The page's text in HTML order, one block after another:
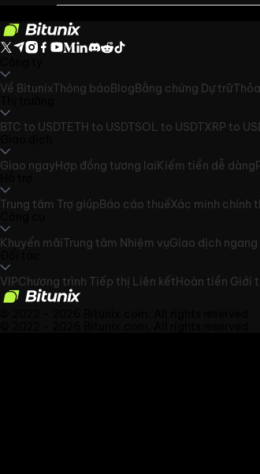
Về BitunixThông báoBlogBằng chứng Dự trữ
BTC to USDTETH to USDTSOL to USDTXRP to
Giao ngayHợp đồng tương laiKiếm tiền dễ dàng
Trung tâm Trợ giúpBáo cáo thuếXác minh chính
Khuyến mãiTrung tâm Nhiệm vụGiao dịch ngang
VIPChương trình Tiếp thị Liên kếtHoàn tiền Giới